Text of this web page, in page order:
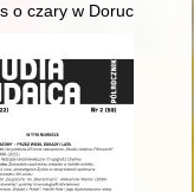
jako źródło
o czary w Doruchowie :